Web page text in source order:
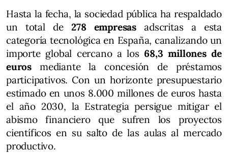
Hasta la fecha, la sociedad pública ha respaldado
un total de 278 empresasadscritas a esta
categoría tecnológica en España, canalizando un
importe global cercano a los68,3 millones de
euros mediante la concesión de préstamos
participativos. Con un horizonte presupuestario
estimado en unos 8.000 millones de euros hasta
el año 2030, la Estrategia persigue mitigar el
abismo financiero que sufren los proyectos
científicos en su salto de las aulas al mercado
productivo.